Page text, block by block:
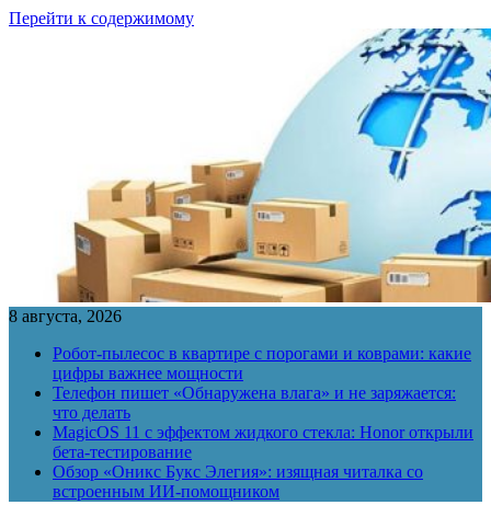
Перейти к содержимому
8 августа, 2026
Робот-пылесос в квартире с порогами и коврами: какие
цифры важнее мощности
Телефон пишет «Обнаружена влага» и не заряжается:
что делать
MagicOS 11 с эффектом жидкого стекла: Honor открыли
бета-тестирование
Обзор «Оникс Букс Элегия»: изящная читалка со
встроенным ИИ-помощником